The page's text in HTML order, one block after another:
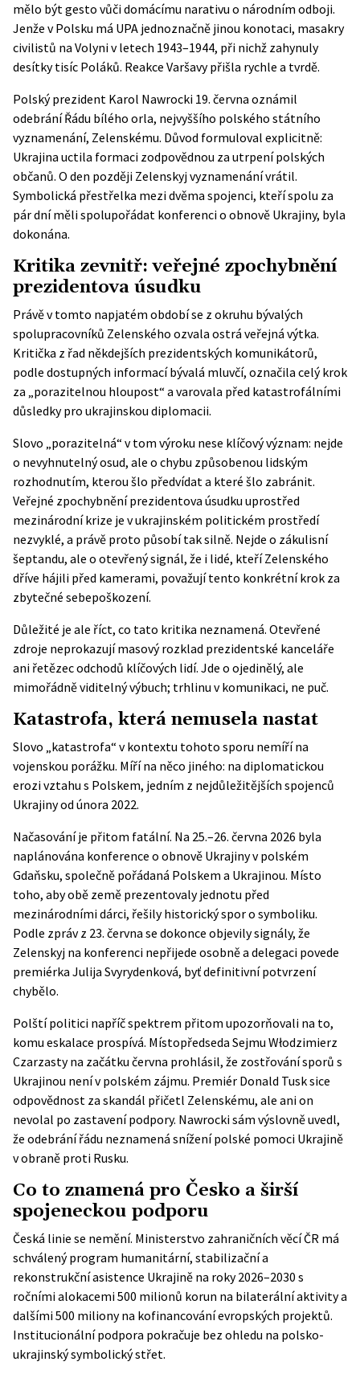
mělo být gesto vůči domácímu narativu o národním odboji.
Jenže v Polsku má UPA jednoznačně jinou konotaci, masakry
civilistů na Volyni v letech 1943–1944, při nichž zahynuly
desítky tisíc Poláků. Reakce Varšavy přišla rychle a tvrdě.
Polský prezident Karol Nawrocki 19. června oznámil
odebrání Řádu bílého orla, nejvyššího polského státního
vyznamenání, Zelenskému. Důvod formuloval explicitně:
Ukrajina uctila formaci zodpovědnou za utrpení polských
občanů. O den později Zelenskyj vyznamenání vrátil.
Symbolická přestřelka mezi dvěma spojenci, kteří spolu za
pár dní měli spolupořádat konferenci o obnově Ukrajiny, byla
dokonána.
Kritika zevnitř: veřejné zpochybnění
prezidentova úsudku
Právě v tomto napjatém období se z okruhu bývalých
spolupracovníků Zelenského ozvala ostrá veřejná výtka.
Kritička z řad někdejších prezidentských komunikátorů,
podle dostupných informací bývalá mluvčí, označila celý krok
za „porazitelnou hloupost“ a varovala před katastrofálními
důsledky pro ukrajinskou diplomacii.
Slovo „porazitelná“ v tom výroku nese klíčový význam: nejde
o nevyhnutelný osud, ale o chybu způsobenou lidským
rozhodnutím, kterou šlo předvídat a které šlo zabránit.
Veřejné zpochybnění prezidentova úsudku uprostřed
mezinárodní krize je v ukrajinském politickém prostředí
nezvyklé, a právě proto působí tak silně. Nejde o zákulisní
šeptandu, ale o otevřený signál, že i lidé, kteří Zelenského
dříve hájili před kamerami, považují tento konkrétní krok za
zbytečné sebepoškození.
Důležité je ale říct, co tato kritika neznamená. Otevřené
zdroje neprokazují masový rozklad prezidentské kanceláře
ani řetězec odchodů klíčových lidí. Jde o ojedinělý, ale
mimořádně viditelný výbuch; trhlinu v komunikaci, ne puč.
Katastrofa, která nemusela nastat
Slovo „katastrofa“ v kontextu tohoto sporu nemíří na
vojenskou porážku. Míří na něco jiného: na diplomatickou
erozi vztahu s Polskem, jedním z nejdůležitějších spojenců
Ukrajiny od února 2022.
Načasování je přitom fatální. Na 25.–26. června 2026 byla
naplánována konference o obnově Ukrajinyv polském
Gdaňsku, společně pořádaná Polskem a Ukrajinou. Místo
toho, aby obě země prezentovaly jednotu před
mezinárodními dárci, řešily historický spor o symboliku.
Podle zpráv z 23. června se dokonce objevily signály, že
Zelenskyj na konferenci nepřijede osobně a delegaci povede
premiérka Julija Svyrydenková, byť definitivní potvrzení
chybělo.
Polští politici napříč spektrem přitom upozorňovali na to,
komu eskalace prospívá. Místopředseda Sejmu Włodzimierz
Czarzasty na začátku června prohlásil, že zostřování sporů s
Ukrajinou není v polském zájmu. Premiér Donald Tusk sice
odpovědnost za skandál přičetl Zelenskému, ale ani on
nevolal po zastavení podpory. Nawrocki sám výslovně uvedl,
že odebrání řádu neznamená snížení polské pomoci Ukrajině
v obraně proti Rusku.
Co to znamená pro Česko a širší
spojeneckou podporu
Česká linie se nemění. Ministerstvo zahraničních věcí ČR má
schválenýprogram humanitární, stabilizační a
rekonstrukční asistence Ukrajině na roky 2026–2030 s
ročními alokacemi 500 milionů korun na bilaterální aktivity a
dalšími 500 miliony na kofinancování evropských projektů.
Institucionální podpora pokračuje bez ohledu na polsko-
ukrajinský symbolický střet.